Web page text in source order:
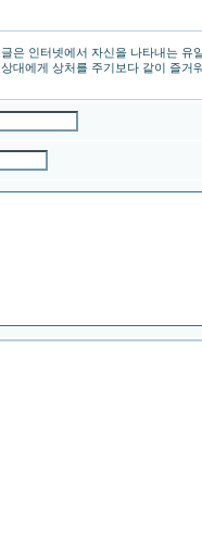
글은 인터넷에서 자신을 나타내는 유
상대에게 상처를 주기보다 같이 즐거